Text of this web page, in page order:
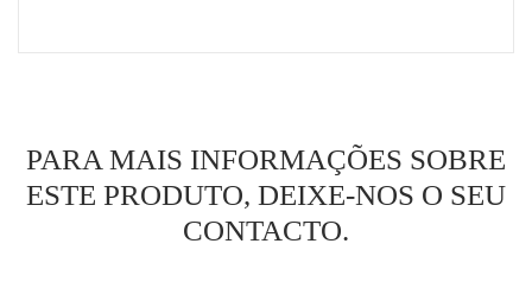
PARA MAIS INFORMAÇÕES SOBRE
ESTE PRODUTO, DEIXE-NOS O SEU
CONTACTO.